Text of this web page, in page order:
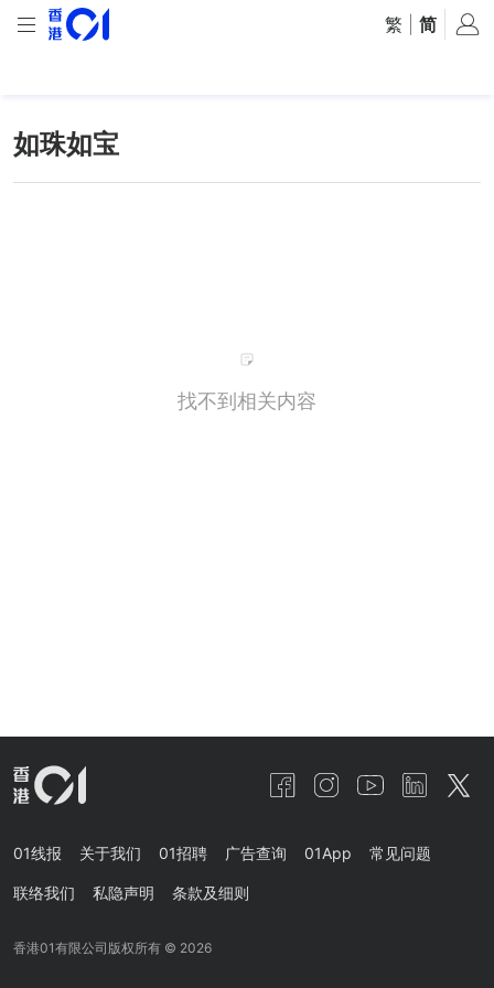
繁 简
如珠如宝
找不到相关内容
01线报 关于我们 01招聘 广告查询 01App 常见问题
联络我们 私隐声明 条款及细则
香港01有限公司版权所有 © 2026